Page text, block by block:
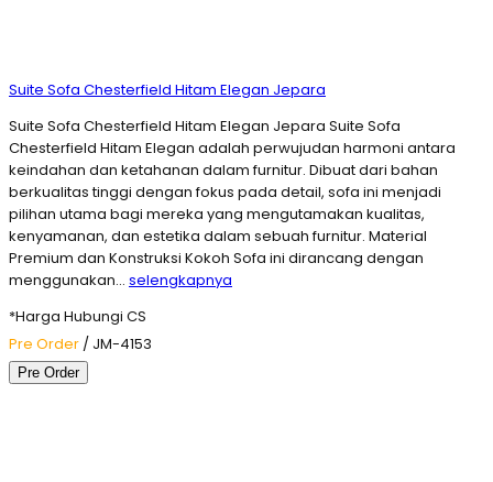
Suite Sofa Chesterfield Hitam Elegan Jepara
Suite Sofa Chesterfield Hitam Elegan Jepara Suite Sofa
Chesterfield Hitam Elegan adalah perwujudan harmoni antara
keindahan dan ketahanan dalam furnitur. Dibuat dari bahan
berkualitas tinggi dengan fokus pada detail, sofa ini menjadi
pilihan utama bagi mereka yang mengutamakan kualitas,
kenyamanan, dan estetika dalam sebuah furnitur. Material
Premium dan Konstruksi Kokoh Sofa ini dirancang dengan
menggunakan… selengkapnya
*Harga Hubungi CS
Pre Order / JM-4153
Pre Order